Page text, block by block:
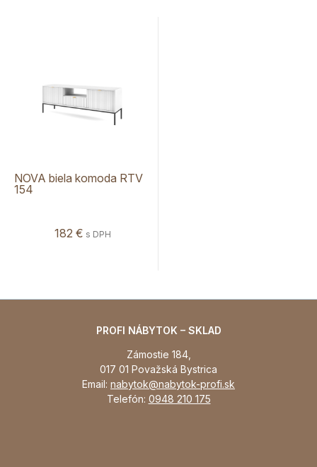
NOVA biela komoda RTV
154
182 € s DPH
PROFI NÁBYTOK – SKLAD
Zámostie 184,
017 01 Považská Bystrica
Email: nabytok@nabytok-profi.sk
Telefón: 0948 210 175